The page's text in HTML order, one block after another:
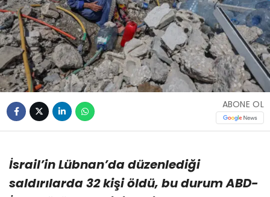
ABONE OL
İsrail’in Lübnan’da düzenlediği
saldırılarda 32 kişi öldü, bu durum ABD-